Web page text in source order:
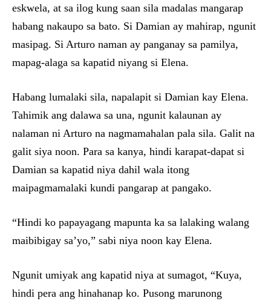
eskwela, at sa ilog kung saan sila madalas mangarap
habang nakaupo sa bato. Si Damian ay mahirap, ngunit
masipag. Si Arturo naman ay panganay sa pamilya,
mapag-alaga sa kapatid niyang si Elena.
Habang lumalaki sila, napalapit si Damian kay Elena.
Tahimik ang dalawa sa una, ngunit kalaunan ay
nalaman ni Arturo na nagmamahalan pala sila. Galit na
galit siya noon. Para sa kanya, hindi karapat-dapat si
Damian sa kapatid niya dahil wala itong
maipagmamalaki kundi pangarap at pangako.
“Hindi ko papayagang mapunta ka sa lalaking walang
maibibigay sa’yo,” sabi niya noon kay Elena.
Ngunit umiyak ang kapatid niya at sumagot, “Kuya,
hindi pera ang hinahanap ko. Pusong marunong